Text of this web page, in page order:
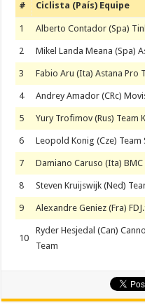
# Ciclista (País) Equipe
1 Alberto Contador (Spa)
2 Mikel Landa Meana (Spa)
3 Fabio Aru (Ita) Astana Pro
4 Andrey Amador (CRc)
5 Yury Trofimov (Rus) Team
6 Leopold Konig (Cze) Team
7 Damiano Caruso (Ita) BMC
8 Steven Kruijswijk (Ned)
9 Alexandre Geniez (Fra)
10
Ryder Hesjedal (Can)
Team